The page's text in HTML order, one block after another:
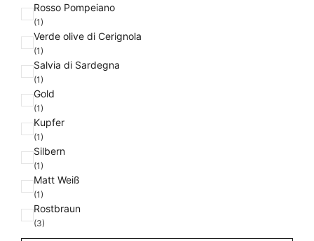
Rosso Pompeiano
(1)
Verde olive di Cerignola
(1)
Salvia di Sardegna
(1)
Gold
(1)
Kupfer
(1)
Silbern
(1)
Matt Weiß
(1)
Rostbraun
(3)